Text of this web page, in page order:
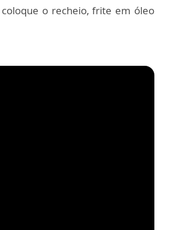
o recheio, frite em óleo